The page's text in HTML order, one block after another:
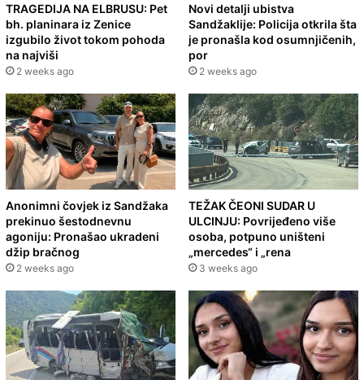
TRAGEDIJA NA ELBRUSU: Pet
bh. planinara iz Zenice
izgubilo život tokom pohoda
na najviši
2 weeks ago
Novi detalji ubistva
Sandžaklije: Policija otkrila šta
je pronašla kod osumnjičenih,
por
2 weeks ago
Anonimni čovjek iz Sandžaka
prekinuo šestodnevnu
agoniju: Pronašao ukradeni
džip bračnog
2 weeks ago
TEŽAK ČEONI SUDAR U
ULCINJU: Povrijeđeno više
osoba, potpuno uništeni
„mercedes“ i „rena
3 weeks ago